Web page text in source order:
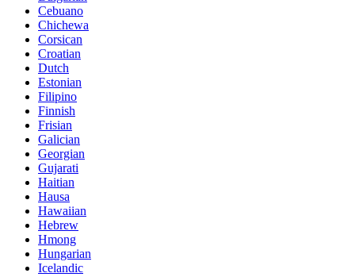
Cebuano
Chichewa
Corsican
Croatian
Dutch
Estonian
Filipino
Finnish
Frisian
Galician
Georgian
Gujarati
Haitian
Hausa
Hawaiian
Hebrew
Hmong
Hungarian
Icelandic